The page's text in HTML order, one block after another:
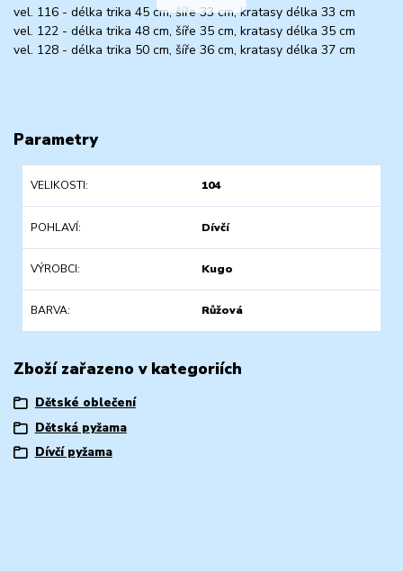
vel. 116 - délka trika 45 cm, šíře 33 cm, kratasy délka 33 cm
vel. 122 - délka trika 48 cm, šíře 35 cm, kratasy délka 35 cm
vel. 128 - délka trika 50 cm, šíře 36 cm, kratasy délka 37 cm
Parametry
VELIKOSTI 104
POHLAVÍ Dívčí
VÝROBCI Kugo
BARVA Růžová
Zboží zařazeno v kategoriích
Dětské oblečení
Dětská pyžama
Dívčí pyžama